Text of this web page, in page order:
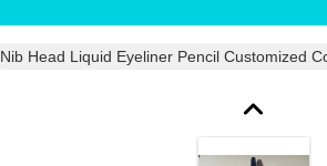
Nib Head Liquid Eyeliner Pencil Customized